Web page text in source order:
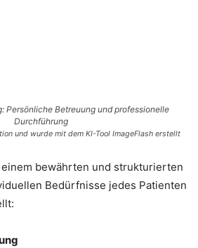
Persönliche Betreuung und professionelle
Durchführung
und wurde mit dem KI-Tool ImageFlash erstellt
bewährten und strukturierten
Bedürfnisse jedes Patienten